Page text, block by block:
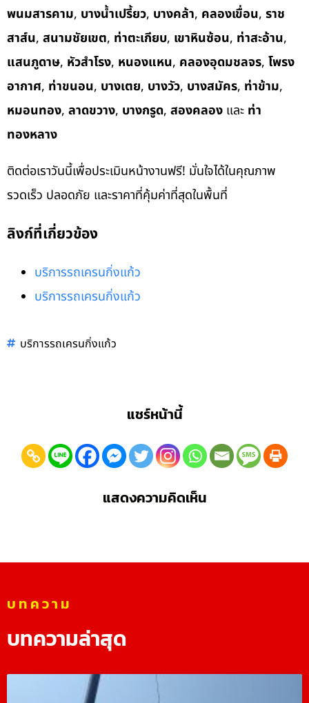
พนมสารคาม, บางน้ำเปรี้ยว, บางคล้า, คลองเขื่อน, ราช
สาส์น, สนามชัยเขต, ท่าตะเกียบ, เขาหินซ้อน, ท่าสะอ้าน,
แสนภูดาษ, หัวสำโรง, หนองแหน, คลองอุดมชลจร, โพรง
อากาศ, ท่าขนอน, บางเตย, บางวัว, บางสมัคร, ท่าข้าม,
หมอนทอง, ลาดขวาง, บางกรูด, สองคลอง และ ท่า
ทองหลาง
ติดต่อเราวันนี้เพื่อประเมินหน้างานฟรี! มั่นใจได้ในคุณภาพ
รวดเร็ว ปลอดภัย และราคาที่คุ้มค่าที่สุดในพื้นที่
ลิงก์ที่เกี่ยวข้อง
บริการรถเครนกิ่งแก้ว
บริการรถเครนกิ่งแก้ว
บริการรถเครนกิ่งแก้ว
แชร์หน้านี้
แสดงความคิดเห็น
บทความ
บทความล่าสุด